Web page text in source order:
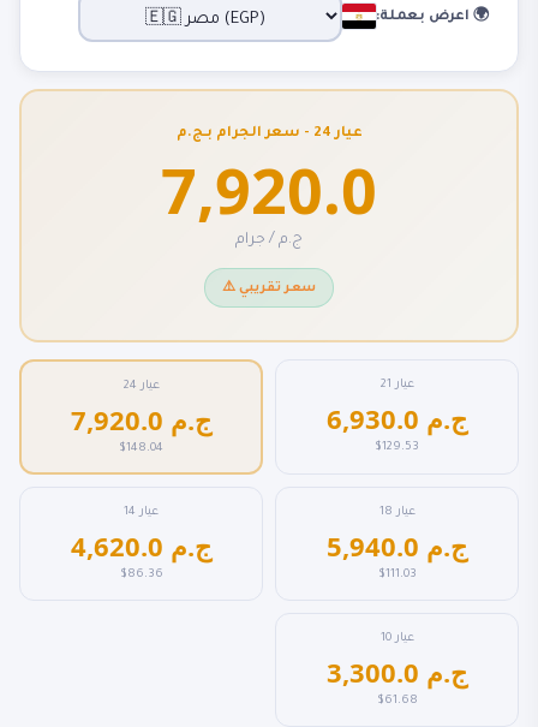
🌍 اعرض بعملة:
عيار 24 - سعر الجرام بـج.م
7,920.0
ج.م / جرام
⚠️ سعر تقريبي
عيار 21
6,930.0 ج.م
$129.53
عيار 24
7,920.0 ج.م
$148.04
عيار 18
5,940.0 ج.م
$111.03
عيار 14
4,620.0 ج.م
$86.36
عيار 10
3,300.0 ج.م
$61.68